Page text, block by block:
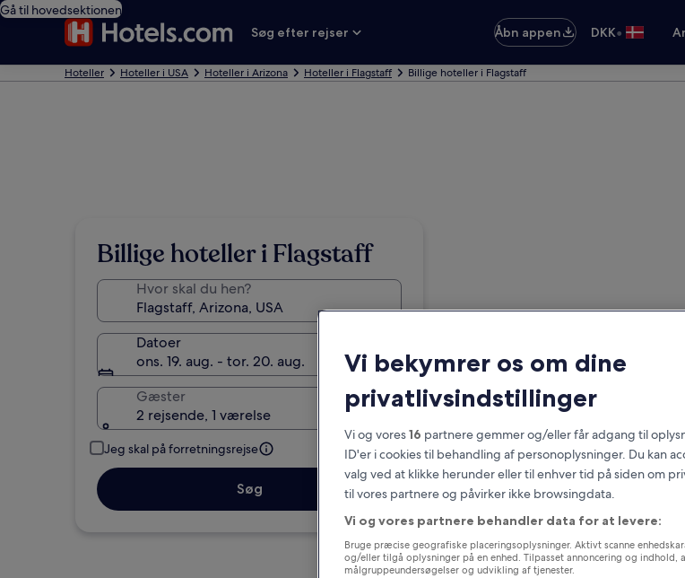
Gå til hovedsektionen
Søg efter rejser
Åbn appen DKK•
Hoteller Hoteller i USA Hoteller i Arizona Hoteller i Flagstaff Billige hoteller i Flagstaff
Billige hoteller i Flagstaff
Hvor skal du hen?
Datoer
ons. 19. aug. - tor. 20. aug.
Gæster
2 rejsende, 1 værelse
Jeg skal på forretningsrejse
Søg
Vi bekymrer os om dine
privatlivsindstillinger
Vi og vores16 partnere gemmer og/eller får adgang til
ID'er i cookies til behandling af personoplysninger. Du kan
valg ved at klikke herunder eller til enhver tid på siden om
til vores partnere og påvirker ikke browsingdata.
Vi og vores partnere behandler data for at levere:
Bruge præcise geografiske placeringsoplysninger. Aktivt scanne
og/eller tilgå oplysninger på en enhed. Tilpasset annoncering og indhold,
målgruppeundersøgelser og udvikling af tjenester.